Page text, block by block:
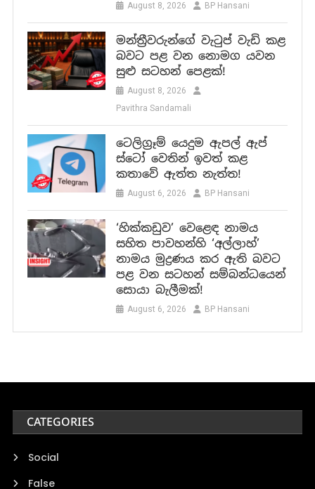
August 8, 2026 BP Hansani
මන්ත්‍රීවරුන්ගේ වැටුප් වැඩි කළ
බවට පළ වන නොමග යවන
සුළු සටහන් පෙළක්!
August 8, 2026
Pavithra Sandamali
ටෙලිග්‍රෑම් යෙදුම ඇපල් ඇප්
ස්ටෝ වෙතින් ඉවත් කළ
කතාවේ ඇත්ත නැත්ත!
August 6, 2026 BP Hansani
‘හික්කඩුව’ වෙළෙඳ නාමය
සහිත පාවහන්හි ‘අල්ලාහ්’
නාමය මුද්‍රණය කර ඇති බවට
පළ වන සටහන් සම්බන්ධයෙන්
සොයා බැලීමක්!
August 6, 2026 BP Hansani
CATEGORIES
Social
False